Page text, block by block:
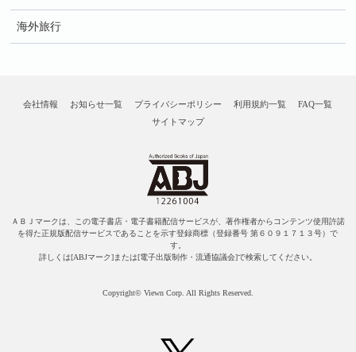
海外旅行
会社情報 お知らせ一覧 プライバシーポリシー 利用規約一覧
FAQ一覧
サイトマップ
ＡＢＪマークは、この電子書店・電子書籍配信サービスが、著作権者からコンテンツ使用許諾
を得た正規版配信サービスであることを示す登録商標（登録番号 第６０９１７１３号）で
す。
詳しくは[ABJマーク]または[電子出版制作・流通協議会]で検索してください。
Copyright© Viewn Corp. All Rights Reserved.